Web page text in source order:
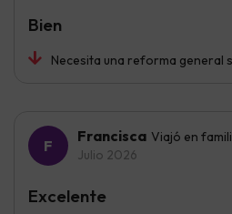
Necesita una reforma general
Bien
Francisca Viajó en
Julio 2026
Excelente